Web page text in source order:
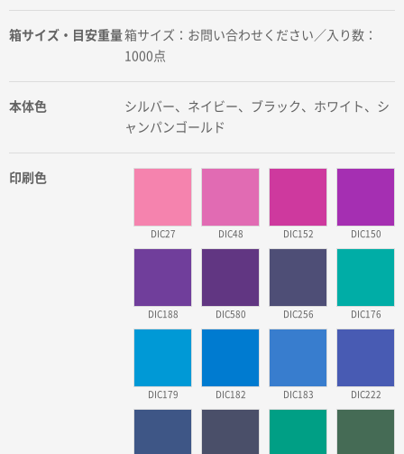
箱サイズ・目安重量 箱サイズ：お問い合わせください／入り数：
1000点
本体色
シルバー、ネイビー、ブラック、ホワイト、シ
ャンパンゴールド
印刷色
DIC27 DIC48 DIC152 DIC150
DIC188 DIC580 DIC256 DIC176
DIC179 DIC182 DIC183 DIC222